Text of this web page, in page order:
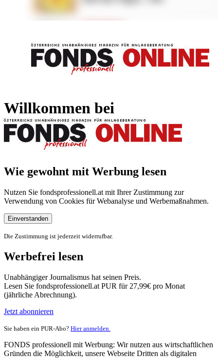
Willkommen bei
Wie gewohnt mit Werbung lesen
Nutzen Sie fondsprofessionell.at mit Ihrer Zustimmung zur
Verwendung von Cookies für Webanalyse und Werbemaßnahmen.
Einverstanden
Die Zustimmung ist jederzeit widerrufbar.
Werbefrei lesen
Unabhängiger Journalismus hat seinen Preis.
Lesen Sie fondsprofessionell.at PUR für 27,99€ pro Monat
(jährliche Abrechnung).
Jetzt abonnieren
Sie haben ein PUR-Abo? Hier anmelden.
FONDS professionell mit Werbung: Wir nutzen aus wirtschaftlichen
Gründen die Möglichkeit, unsere Webseite Dritten als digitalen